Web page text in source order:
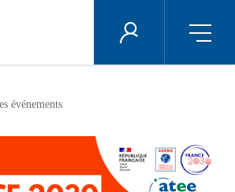
ÉNERGIE PLUS
événements